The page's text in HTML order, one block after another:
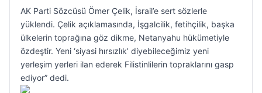
AK Parti Sözcüsü Ömer Çelik, İsrail’e sert sözlerle
yüklendi. Çelik açıklamasında, İşgalcilik, fetihçilik, başka
ülkelerin toprağına göz dikme, Netanyahu hükümetiyle
özdeştir. Yeni ‘siyasi hırsızlık’ diyebileceğimiz yeni
yerleşim yerleri ilan ederek Filistinlilerin topraklarını gasp
ediyor” dedi.